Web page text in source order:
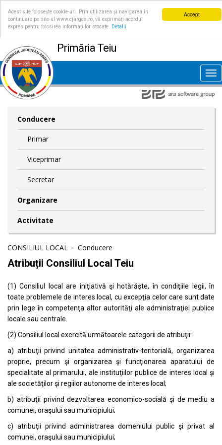
Accept
Acest site folosește cookie-uri. Prin utilizarea și navigarea în
continuare pe site-ul www.cjarges.ro, vă exprimați acordul
expres pentru folosirea informațiilor stocate.
Detalii
Primăria Teiu
Conducere
Primar
Viceprimar
Secretar
Organizare
Activitate
CONSILIUL LOCAL Conducere
Atribuții Consiliul Local Teiu
(1) Consiliul local are iniţiativă şi hotărăşte, în condiţiile legii, în
toate problemele de interes local, cu excepţia celor care sunt date
prin lege în competenţa altor autorităţi ale administraţiei publice
locale sau centrale.
(2) Consiliul local exercită următoarele categorii de atribuţii:
a) atribuţii privind unitatea administrativ-teritorială, organizarea
proprie, precum şi organizarea şi funcţionarea aparatului de
specialitate al primarului, ale instituţiilor publice de interes local şi
ale societăţilor şi regiilor autonome de interes local;
b) atribuţii privind dezvoltarea economico-socială şi de mediu a
comunei, oraşului sau municipiului;
c) atribuţii privind administrarea domeniului public şi privat al
comunei, oraşului sau municipiului;